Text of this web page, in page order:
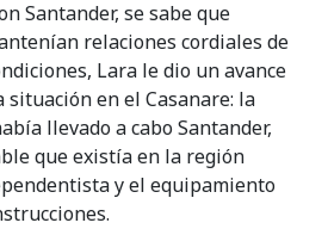
Santander, se sabe que
relaciones cordiales de
Lara le dio un avance
situación en el Casanare: la
llevado a cabo Santander,
que existía en la región
y el equipamiento